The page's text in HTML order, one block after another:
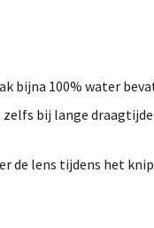
bijna 100% water
zelfs bij lange
de lens tijdens het